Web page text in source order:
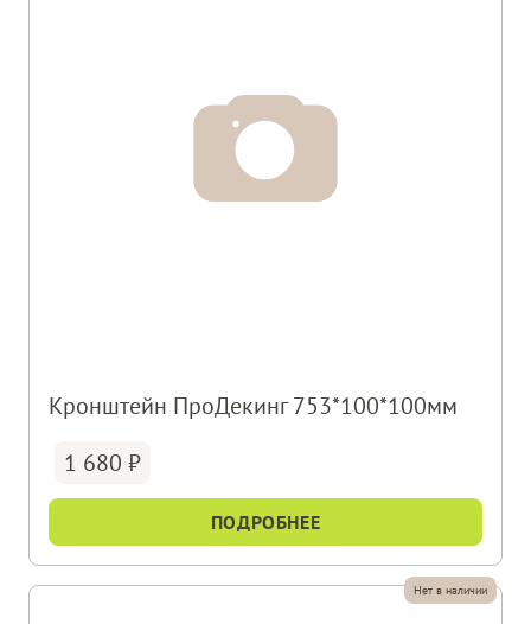
Кронштейн ПроДекинг 753*100*100мм
1 680
ПОДРОБНЕЕ
Нет в наличии